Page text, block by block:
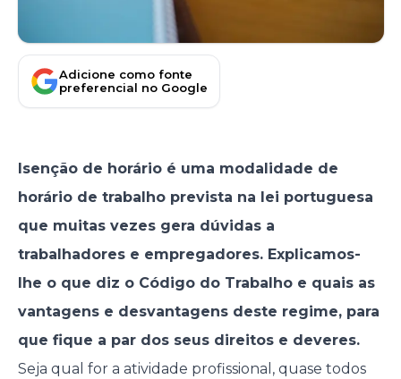
Adicione como fonte
preferencial no Google
Isenção de horário é uma modalidade de
horário de trabalho prevista na lei portuguesa
que muitas vezes gera dúvidas a
trabalhadores e empregadores. Explicamos-
lhe o que diz o Código do Trabalho e quais as
vantagens e desvantagens deste regime, para
que fique a par dos seus direitos e deveres.
Seja qual for a atividade profissional, quase todos